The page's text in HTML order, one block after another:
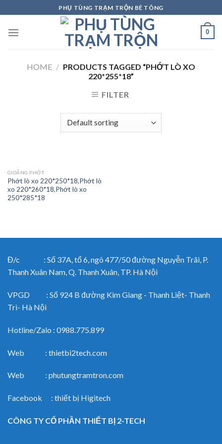
to
content
PHỤ TÙNG TRẠM TRỘN BÊ TÔNG
0
HOME / PRODUCTS TAGGED “PHỚT LÒ XO
220*255*18”
FILTER
GIOĂNG PHỚT
Phớt lò xo 220*250*18,Phớt lò
xo 220*260*18,Phớt lò xo
250*285*18
Đ/c : Số 37A, tổ 6, ngõ 477/50 đường Nguyễn Trãi, P.
Thanh Xuân Nam, Q. Thanh Xuân, TP. Hà Nội
VPGD : Số 924 B đường Kim Giang - Thanh Liệt- Thanh
Trì- Hà Nội
Hotline/Zalo : 0988.775.899
Web : thietbi2tech.com
Web : phutungtramtron.com
Facebook : thiết bị Higitech
CÔNG TY CỔ PHẦN THIẾT BỊ 2-TECH